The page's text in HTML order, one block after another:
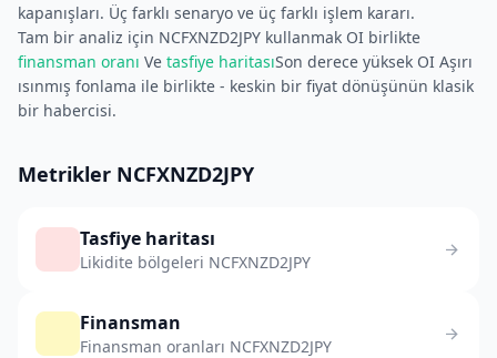
kapanışları. Üç farklı senaryo ve üç farklı işlem kararı.
Tam bir analiz için NCFXNZD2JPY kullanmak OI birlikte
finansman oranı Ve tasfiye haritasıSon derece yüksek OI Aşırı
ısınmış fonlama ile birlikte - keskin bir fiyat dönüşünün klasik
bir habercisi.
Metrikler NCFXNZD2JPY
Tasfiye haritası
Likidite bölgeleri NCFXNZD2JPY
Finansman
Finansman oranları NCFXNZD2JPY